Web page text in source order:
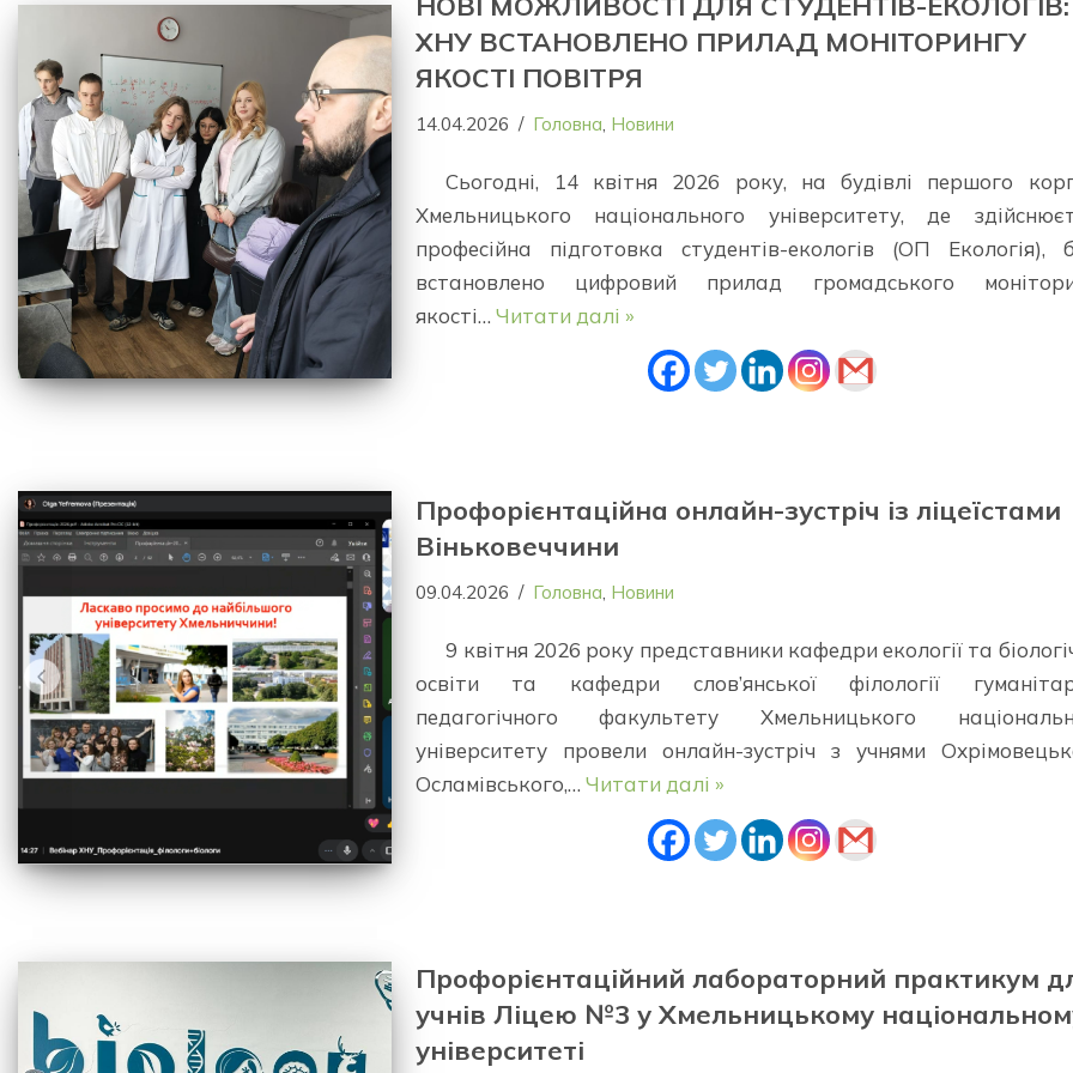
ХНУ ВСТАНОВЛЕНО ПРИЛАД МОНІТОРИНГУ
ЯКОСТІ ПОВІТРЯ
14.04.2026 Головна Новини
Сьогодні, 14 квітня 2026 року, на будівлі першого
Хмельницького національного університету, де
професійна підготовка студентів-екологів (ОП Екологія),
встановлено цифровий прилад громадського
якості… Читати далі »
Профорієнтаційна онлайн-зустріч із ліцеїстами
Віньковеччини
09.04.2026 Головна, Новини
9 квітня 2026 року представники кафедри екології та
освіти та кафедри слов’янської філології
педагогічного факультету Хмельницького
університету провели онлайн-зустріч з учнями
Осламівського,… Читати далі »
Профорієнтаційний лабораторний практикум
учнів Ліцею №3 у Хмельницькому
університеті